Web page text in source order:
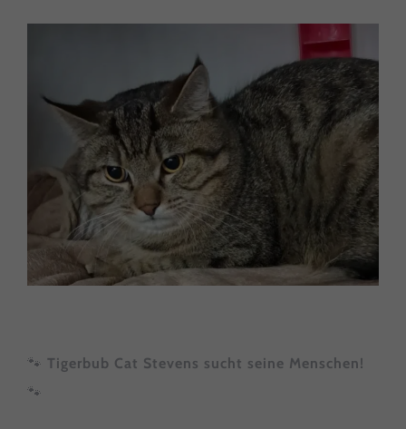
Image
🐾 Tigerbub Cat Stevens sucht seine Menschen!
🐾